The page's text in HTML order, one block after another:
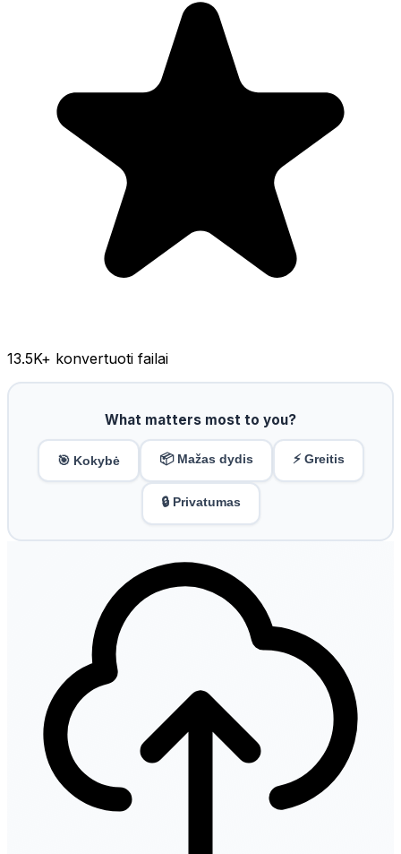
13.5K+ konvertuoti failai
What matters most to you?
🎯 Kokybė 📦 Mažas dydis ⚡ Greitis
🔒 Privatumas